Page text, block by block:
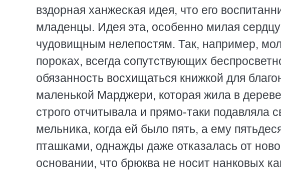
вздорная ханжеская идея, что его
младенцы. Идея эта, особенно милая
чудовищным нелепостям. Так, например,
пороках, всегда сопутствующих
обязанность восхищаться книжкой для
маленькой Марджери, которая жила в
строго отчитывала и прямо-таки
мельника, когда ей было пять, а ему
пташками, однажды даже отказалась от
основании, что брюква не носит нанковых